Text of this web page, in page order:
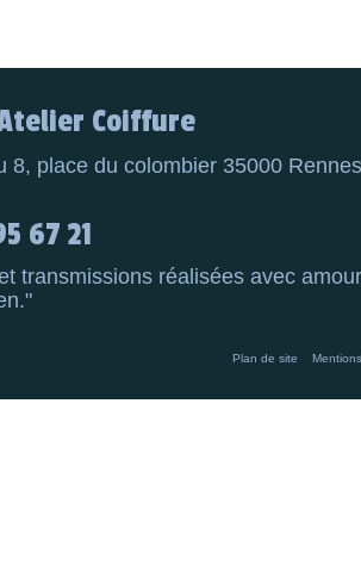
Coiffure
8, place du colombier 35000 Rennes
67 21
transmissions réalisées avec
Plan de site